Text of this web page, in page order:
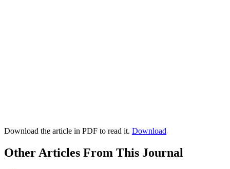
Download the article in PDF to read it. Download
Other Articles From This Journal